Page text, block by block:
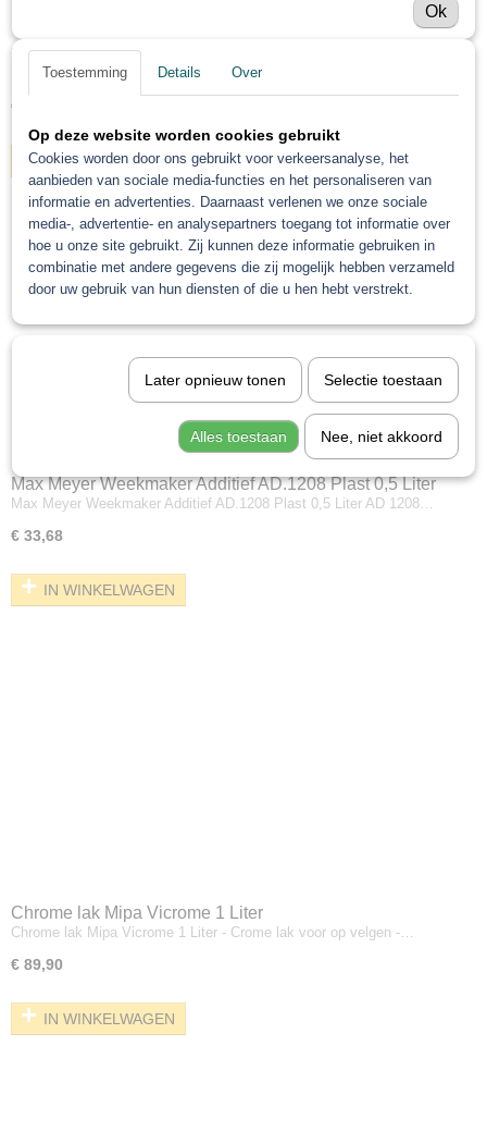
Roberlo Disolac Fluor Neon kleuren 1L
Roberlo Disolac Fluor kleuren 1L Roberlo Fluoride kleuren…
€ 88,27
IN WINKELWAGEN
Max Meyer Weekmaker Additief AD.1208 Plast 0,5 Liter
Max Meyer Weekmaker Additief AD.1208 Plast 0,5 Liter AD 1208…
€ 33,68
IN WINKELWAGEN
Chrome lak Mipa Vicrome 1 Liter
Chrome lak Mipa Vicrome 1 Liter - Crome lak voor op velgen -…
€ 89,90
IN WINKELWAGEN
Ok
Toestemming Details Over
Op deze website worden cookies gebruikt
Cookies worden door ons gebruikt voor verkeersanalyse, het
aanbieden van sociale media-functies en het personaliseren van
informatie en advertenties. Daarnaast verlenen we onze sociale
media-, advertentie- en analysepartners toegang tot informatie over
hoe u onze site gebruikt. Zij kunnen deze informatie gebruiken in
combinatie met andere gegevens die zij mogelijk hebben verzameld
door uw gebruik van hun diensten of die u hen hebt verstrekt.
Later opnieuw tonen Selectie toestaan
Alles toestaan Nee, niet akkoord